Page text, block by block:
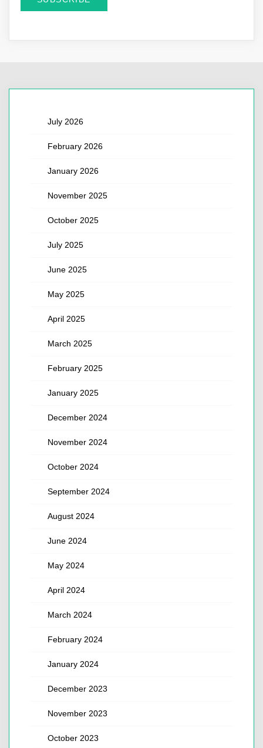
July 2026
February 2026
January 2026
November 2025
October 2025
July 2025
June 2025
May 2025
April 2025
March 2025
February 2025
January 2025
December 2024
November 2024
October 2024
September 2024
August 2024
June 2024
May 2024
April 2024
March 2024
February 2024
January 2024
December 2023
November 2023
October 2023